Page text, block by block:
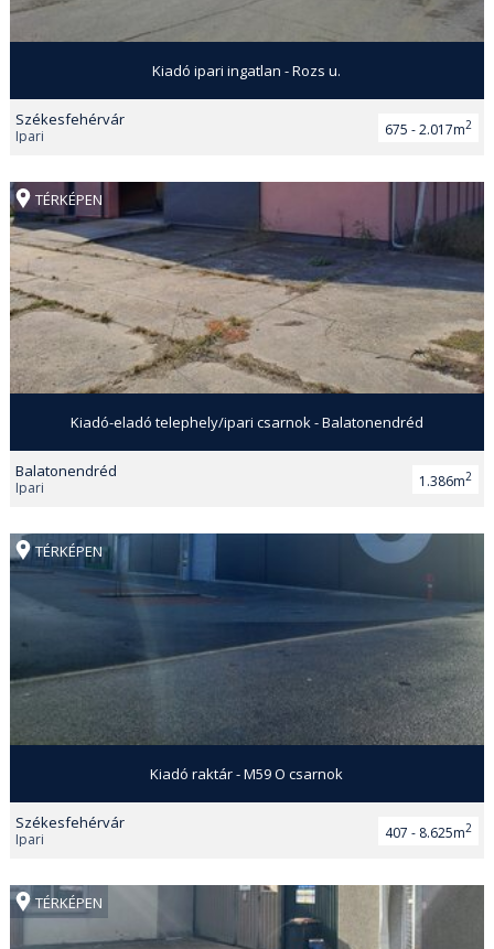
Kiadó ipari ingatlan - Rozs u.
Székesfehérvár
Ipari 675 - 2.017m2
TÉRKÉPEN
Kiadó-eladó telephely/ipari csarnok - Balatonendréd
Balatonendréd
Ipari 1.386m2
TÉRKÉPEN
Kiadó raktár - M59 O csarnok
Székesfehérvár
Ipari 407 - 8.625m2
TÉRKÉPEN